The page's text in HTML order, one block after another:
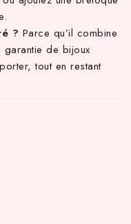
? Parce qu’il combine
garantie de bijoux
tout en restant